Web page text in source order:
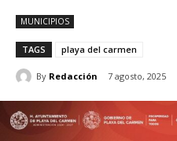
MUNICIPIOS
TAGS playa del carmen
By Redacción 7 agosto, 2025